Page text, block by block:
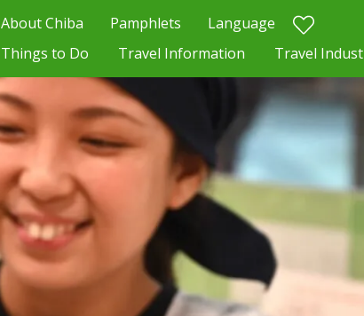
About Chiba Pamphlets
Language
Things to Do
Travel Information Travel